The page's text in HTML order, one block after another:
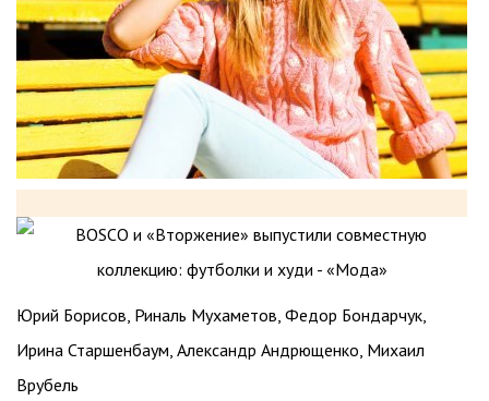
Юрий Борисов, Риналь Мухаметов, Федор Бондарчук,
Ирина Старшенбаум, Александр Андрющенко, Михаил
Врубель